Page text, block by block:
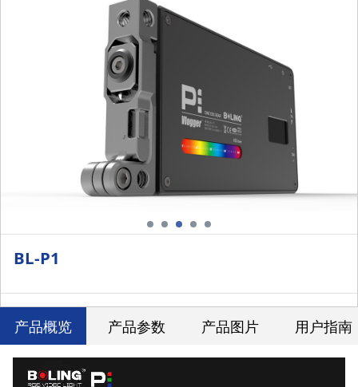
BL-P1
产品概览 产品参数 产品图片 用户指南